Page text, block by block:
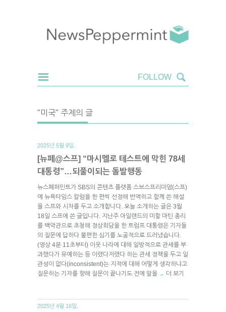
"미국" 주제의 글
2025년 5월 9일.
[뉴페@스프] “마시멜로 테스트에 막힌 78세
대통령”…되풀이되는 돌발행동
뉴스페퍼민트가 SBS의 콘텐츠 플랫폼 스브스프리미엄(스프)
에 뉴욕타임스 칼럼을 한 편씩 선정해 번역하고 함께 쓴 해설
을 스프와 시차를 두고 소개합니다. 오늘 소개하는 글은 3월
18일 스프에 쓴 글입니다. 지난주 아일랜드의 미할 마틴 총리
를 백악관으로 초청해 정상회담을 한 트럼프 대통령은 기자들
의 질문에 답하다 불편한 심기를 노골적으로 드러냈습니다.
(영상 4분 11초부터) 이웃 나라에 대해 일방적으로 관세를 부
과했다가 유예하는 등 이랬다저랬다 하는 관세 정책을 두고 일
관성이 없다(inconsistent)는 지적에 대해 어떻게 생각하냐고
질문하는 기자를 향해 질문이 끝나기도 전에 말을 → 더 보기
2025년 4월 16일.